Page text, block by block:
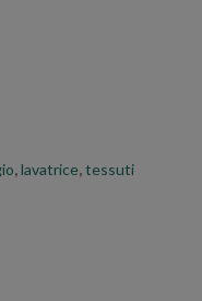
,lavatrice,tessuti